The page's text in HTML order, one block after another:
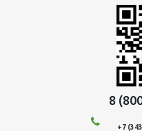
8
+7